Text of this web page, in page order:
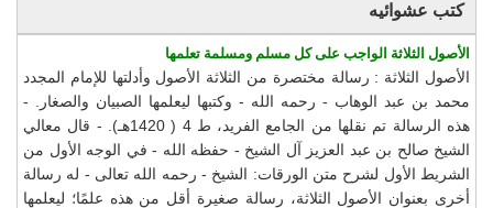
كتب عشوائيه
الأصول الثلاثة الواجب على كل مسلم ومسلمة تعلمها
الأصول الثلاثة : رسالة مختصرة من الثلاثة الأصول وأدلتها للإمام المجدد
محمد بن عبد الوهاب - رحمه الله - وكتبها ليعلمها الصبيان والصغار. -
هذه الرسالة تم نقلها من الجامع الفريد، ط 4 ( 1420هـ). - قال معالي
الشيخ صالح بن عبد العزيز آل الشيخ - حفظه الله - في الوجه الأول من
الشريط الأول لشرح متن الورقات: الشيخ - رحمه الله تعالى - له رسالة
أخرى بعنوان الأصول الثلاثة، رسالة صغيرة أقل من هذه علمًا؛ ليعلمها